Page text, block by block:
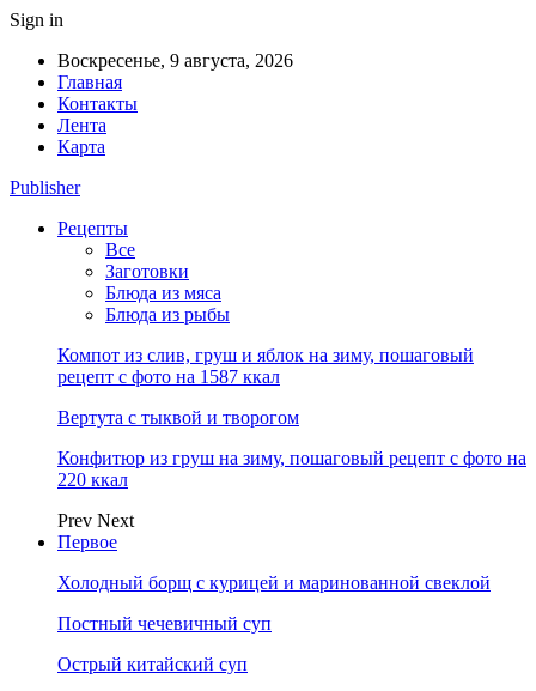
Sign in
Воскресенье, 9 августа, 2026
Главная
Контакты
Лента
Карта
Publisher
Рецепты
Все
Заготовки
Блюда из мяса
Блюда из рыбы
Компот из слив, груш и яблок на зиму, пошаговый
рецепт с фото на 1587 ккал
Вертута с тыквой и творогом
Конфитюр из груш на зиму, пошаговый рецепт с фото на
220 ккал
Prev Next
Первое
Холодный борщ с курицей и маринованной свеклой
Постный чечевичный суп
Острый китайский суп